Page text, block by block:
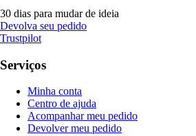
30 dias para mudar de ideia
Devolva seu pedido
Trustpilot
Serviços
Minha conta
Centro de ajuda
Acompanhar meu pedido
Devolver meu pedido